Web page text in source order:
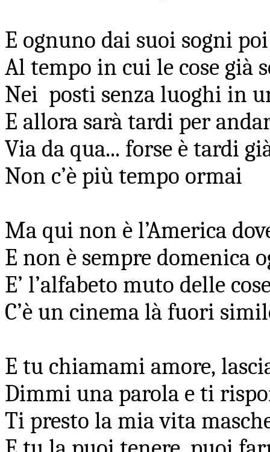
E ognuno dai suoi sogni
Al tempo in cui le cose già
Nei posti senza luoghi in
E allora sarà tardi per
Via da qua... forse è tardi
Non c’è più tempo ormai
Ma qui non è l’America
E non è sempre domenica
E’ l’alfabeto muto delle
C’è un cinema là fuori
E tu chiamami amore,
Dimmi una parola e ti
Ti presto la mia vita